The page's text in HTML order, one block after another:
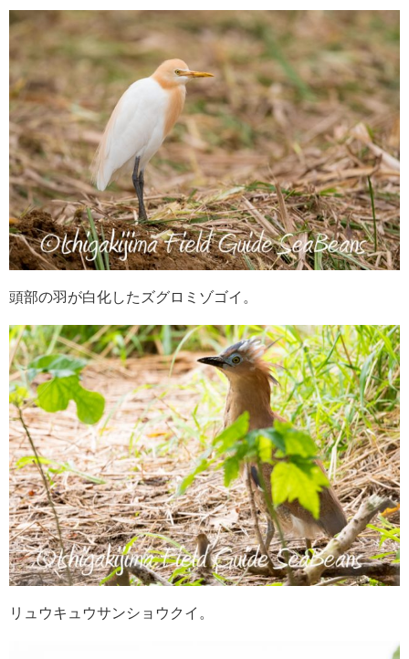
頭部の羽が白化したズグロミゾゴイ。
リュウキュウサンショウクイ。